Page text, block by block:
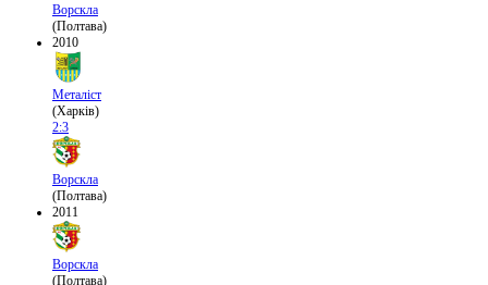
Ворскла
(Полтава)
2010
Металіст
(Харків)
2:3
Ворскла
(Полтава)
2011
Ворскла
(Полтава)